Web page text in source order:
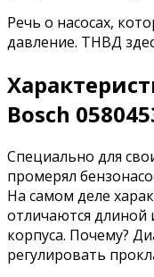
Речь о насосах,
давление. ТНВД
Bosch
Специально для
промерял
На самом деле
отличаются
корпуса. Почему?
регулировать